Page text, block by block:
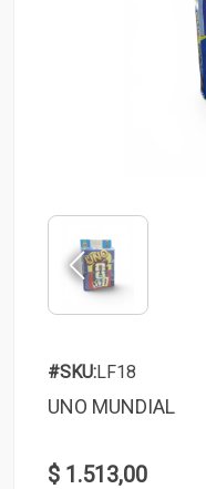
#SKU:LF18
UNO MUNDIAL
$ 1.513,00